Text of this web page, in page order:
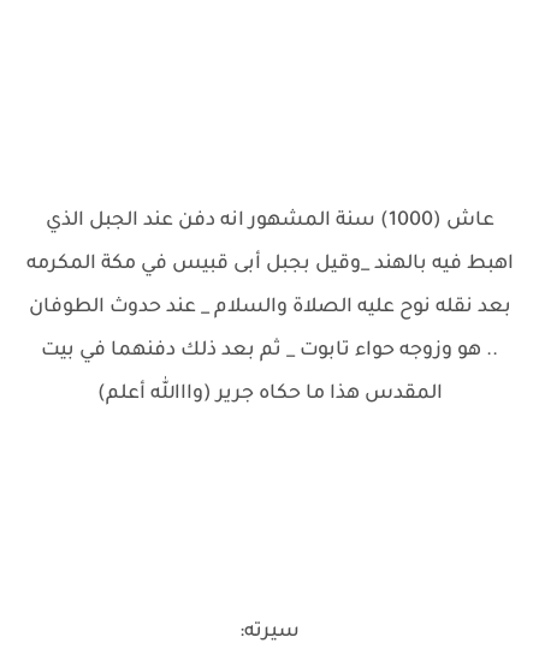
عاش (1000) سنة المشهور انه دفن عند الجبل الذي
اهبط فيه بالهند _وقيل بجبل أبى قبيس في مكة المكرمه
بعد نقله نوح عليه الصلاة والسلام _ عند حدوث الطوفان
.. هو وزوجه حواء تابوت _ ثم بعد ذلك دفنهما في بيت
المقدس هذا ما حكاه جرير (وااالله أعلم)
سيرته: